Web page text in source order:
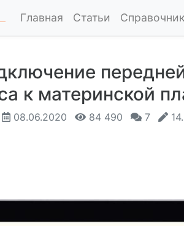
Главная Статьи
к материнской
08.06.2020 84 490 7